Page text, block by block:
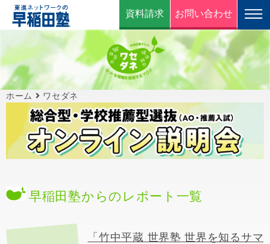
資料請求 お問い合わせ
ホーム ワセダネ
早稲田塾からのレポート一覧
「竹中平蔵 世界塾 世界を知るサマ